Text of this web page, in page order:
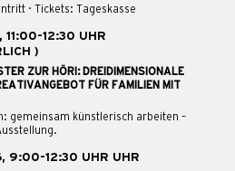
· Tickets: Tageskasse
12:30 UHR
)
ZUR HÖRI: DREIDIMENSIONALE
FÜR FAMILIEN MIT
gemeinsam künstlerisch arbeiten –
9:00-12:30 UHR UHR